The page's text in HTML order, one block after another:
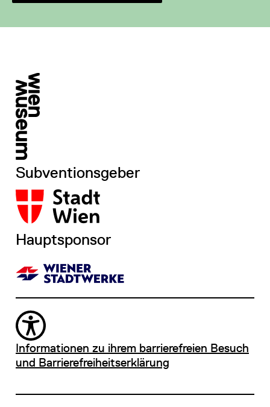
Subventionsgeber
Hauptsponsor
Informationen zu ihrem barrierefreien Besuch
und Barrierefreiheitserklärung